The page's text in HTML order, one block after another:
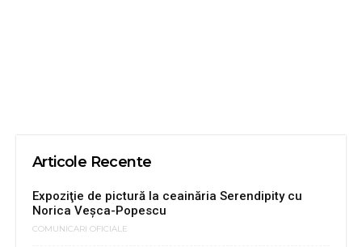
Articole Recente
Expoziţie de pictură la ceainăria Serendipity cu
Norica Veşca-Popescu
COMUNICARI OFICIALE